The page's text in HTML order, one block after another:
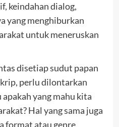
keindahan dialog,
yang menghiburkan
untuk meneruskan
disetiap sudut papan
perlu dilontarkan
yang mahu kita
Hal yang sama juga
format atau genre